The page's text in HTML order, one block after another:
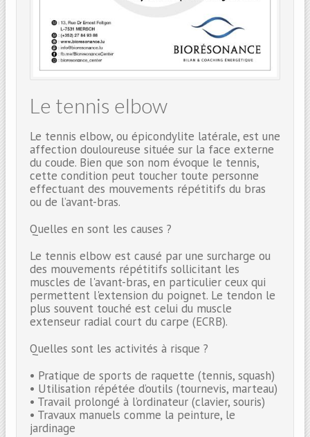
Le tennis elbow
Le tennis elbow, ou épicondylite latérale, est une
affection douloureuse située sur la face externe
du coude. Bien que son nom évoque le tennis,
cette condition peut toucher toute personne
effectuant des mouvements répétitifs du bras
ou de l’avant-bras.
Quelles en sont les causes ?
Le tennis elbow est causé par une surcharge ou
des mouvements répétitifs sollicitant les
muscles de l'avant-bras, en particulier ceux qui
permettent l'extension du poignet. Le tendon le
plus souvent touché est celui du muscle
extenseur radial court du carpe (ECRB).
Quelles sont les activités à risque ?
• Pratique de sports de raquette (tennis, squash)
• Utilisation répétée d’outils (tournevis, marteau)
• Travail prolongé à l’ordinateur (clavier, souris)
• Travaux manuels comme la peinture, le
jardinage